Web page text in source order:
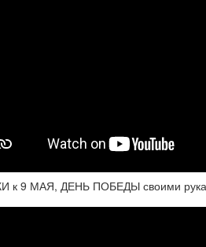
к 9 МАЯ, ДЕНЬ ПОБЕДЫ своими